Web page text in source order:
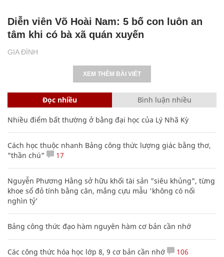
GIA ĐÌNH
Diễn viên Võ Hoài Nam: 5 bố con luôn an
tâm khi có bà xã quán xuyến
XEM THÊM BÀI VIẾT
Đọc nhiều Bình luận nhiều
Nhiều điểm bất thường ở bằng đại học của Lý Nhã Kỳ
Cách học thuộc nhanh Bảng công thức lượng giác bằng thơ,
"thần chú"
17
Nguyễn Phương Hằng sở hữu khối tài sản "siêu khủng", từng
khoe sổ đỏ tính bằng cân, mắng cựu mẫu 'không có nổi
nghìn tỷ'
Bảng công thức đạo hàm nguyên hàm cơ bản cần nhớ
Các công thức hóa học lớp 8, 9 cơ bản cần nhớ 106